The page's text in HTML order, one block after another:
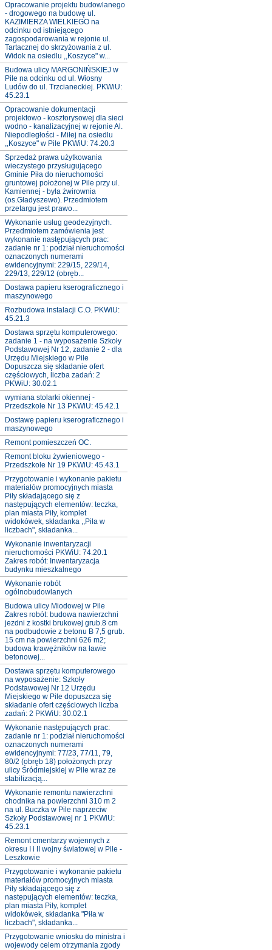
Opracowanie projektu budowlanego
- drogowego na budowę ul.
KAZIMIERZA WIELKIEGO na
odcinku od istniejącego
zagospodarowania w rejonie ul.
Tartacznej do skrzyżowania z ul.
Widok na osiedlu ,,Koszyce" w...
Budowa ulicy MARGONIŃSKIEJ w
Pile na odcinku od ul. Wiosny
Ludów do ul. Trzcianeckiej. PKWiU:
45.23.1
Opracowanie dokumentacji
projektowo - kosztorysowej dla sieci
wodno - kanalizacyjnej w rejonie Al.
Niepodległości - Miłej na osiedlu
,,Koszyce" w Pile PKWiU: 74.20.3
Sprzedaż prawa użytkowania
wieczystego przysługującego
Gminie Piła do nieruchomości
gruntowej położonej w Pile przy ul.
Kamiennej - była żwirownia
(os.Gładyszewo). Przedmiotem
przetargu jest prawo...
Wykonanie usług geodezyjnych.
Przedmiotem zamówienia jest
wykonanie następujących prac:
zadanie nr 1: podział nieruchomości
oznaczonych numerami
ewidencyjnymi: 229/15, 229/14,
229/13, 229/12 (obręb...
Dostawa papieru kserograficznego i
maszynowego
Rozbudowa instalacji C.O. PKWiU:
45.21.3
Dostawa sprzętu komputerowego:
zadanie 1 - na wyposażenie Szkoły
Podstawowej Nr 12, zadanie 2 - dla
Urzędu Miejskiego w Pile
Dopuszcza się składanie ofert
częściowych, liczba zadań: 2
PKWiU: 30.02.1
wymiana stolarki okiennej -
Przedszkole Nr 13 PKWiU: 45.42.1
Dostawę papieru kserograficznego i
maszynowego
Remont pomieszczeń OC.
Remont bloku żywieniowego -
Przedszkole Nr 19 PKWiU: 45.43.1
Przygotowanie i wykonanie pakietu
materiałów promocyjnych miasta
Piły składającego się z
następujących elementów: teczka,
plan miasta Piły, komplet
widokówek, składanka ,,Piła w
liczbach", składanka...
Wykonanie inwentaryzacji
nieruchomości PKWiU: 74.20.1
Zakres robót: Inwentaryzacja
budynku mieszkalnego
Wykonanie robót
ogólnobudowlanych
Budowa ulicy Miodowej w Pile
Zakres robót: budowa nawierzchni
jezdni z kostki brukowej grub.8 cm
na podbudowie z betonu B 7,5 grub.
15 cm na powierzchni 626 m2;
budowa krawężników na ławie
betonowej...
Dostawa sprzętu komputerowego
na wyposażenie: Szkoły
Podstawowej Nr 12 Urzędu
Miejskiego w Pile dopuszcza się
składanie ofert częściowych liczba
zadań: 2 PKWiU: 30.02.1
Wykonanie następujących prac:
zadanie nr 1: podział nieruchomości
oznaczonych numerami
ewidencyjnymi: 77/23, 77/11, 79,
80/2 (obręb 18) położonych przy
ulicy Śródmiejskiej w Pile wraz ze
stabilizacją...
Wykonanie remontu nawierzchni
chodnika na powierzchni 310 m 2
na ul. Buczka w Pile naprzeciw
Szkoły Podstawowej nr 1 PKWiU:
45.23.1
Remont cmentarzy wojennych z
okresu I i II wojny światowej w Pile -
Leszkowie
Przygotowanie i wykonanie pakietu
materiałów promocyjnych miasta
Piły składającego się z
następujących elementów: teczka,
plan miasta Piły, komplet
widokówek, składanka "Piła w
liczbach", składanka...
Przygotowanie wniosku do ministra i
wojewody celem otrzymania zgody